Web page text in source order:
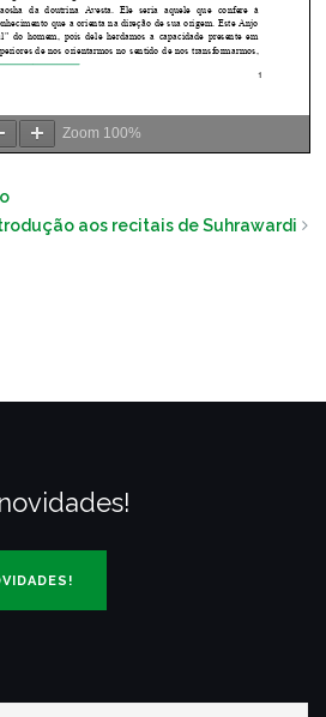
Zoom 100%
aos recitais de Suhrawardi